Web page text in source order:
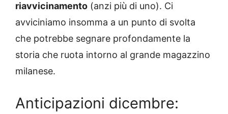
riavvicinamento (anzi più di uno). Ci
avviciniamo insomma a un punto di svolta
che potrebbe segnare profondamente la
storia che ruota intorno al grande magazzino
milanese.
Anticipazioni dicembre: